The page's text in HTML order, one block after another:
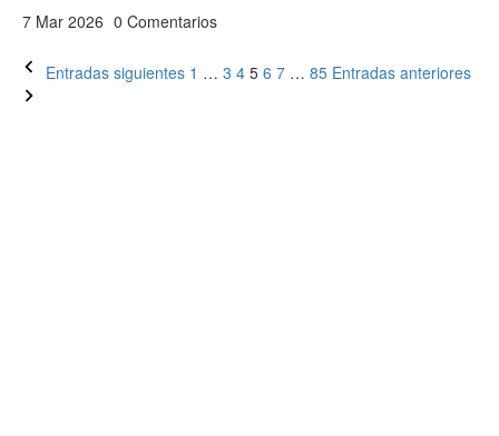
7 Mar 2026 0 Comentarios
Paginación
de
Entradas siguientes 1 … 3 4 5 6 7 … 85 Entradas anteriores